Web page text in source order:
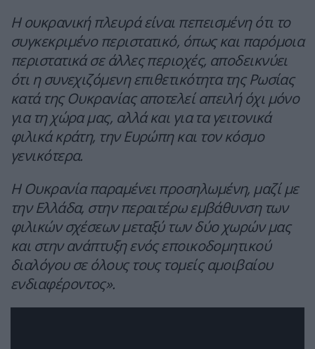
Η ουκρανική πλευρά είναι πεπεισμένη ότι το
συγκεκριμένο περιστατικό, όπως και παρόμοια
περιστατικά σε άλλες περιοχές, αποδεικνύει
ότι η συνεχιζόμενη επιθετικότητα της Ρωσίας
κατά της Ουκρανίας αποτελεί απειλή όχι μόνο
για τη χώρα μας, αλλά και για τα γειτονικά
φιλικά κράτη, την Ευρώπη και τον κόσμο
γενικότερα.
Η Ουκρανία παραμένει προσηλωμένη, μαζί με
την Ελλάδα, στην περαιτέρω εμβάθυνση των
φιλικών σχέσεων μεταξύ των δύο χωρών μας
και στην ανάπτυξη ενός εποικοδομητικού
διαλόγου σε όλους τους τομείς αμοιβαίου
ενδιαφέροντος».